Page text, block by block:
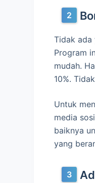
Tidak
Program
mudah.
10%.
Untuk
media
baiknya
yang